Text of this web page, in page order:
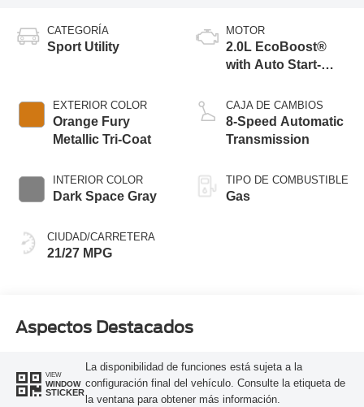
CATEGORÍA
Sport Utility
EXTERIOR COLOR
Orange Fury
Metallic Tri-Coat
INTERIOR COLOR
Dark Space Gray
CIUDAD/CARRETERA
21/27 MPG
MOTOR
2.0L EcoBoost®
with Auto Start-
CAJA DE CAMBIOS
8-Speed Automatic
Transmission
TIPO DE COMBUSTIBLE
Gas
Aspectos Destacados
VIEW
WINDOW
STICKER
La disponibilidad de funciones está sujeta a la
configuración final del vehículo. Consulte la etiqueta de
la ventana para obtener más información.